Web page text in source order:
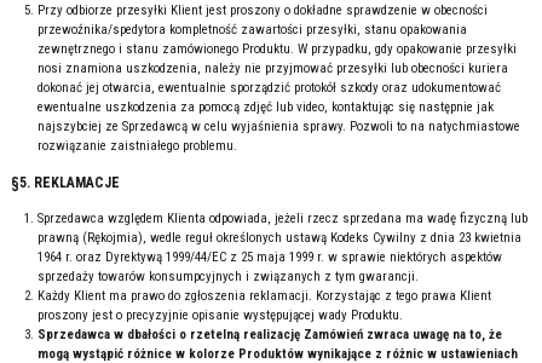
Przy odbiorze przesyłki Klient jest proszony o dokładne sprawdzenie w obecności
przewoźnika/spedytora kompletność zawartości przesyłki, stanu opakowania
zewnętrznego i stanu zamówionego Produktu. W przypadku, gdy opakowanie przesyłki
nosi znamiona uszkodzenia, należy nie przyjmować przesyłki lub obecności kuriera
dokonać jej otwarcia, ewentualnie sporządzić protokół szkody oraz udokumentować
ewentualne uszkodzenia za pomocą zdjęć lub video, kontaktując się następnie jak
najszybciej ze Sprzedawcą w celu wyjaśnienia sprawy. Pozwoli to na natychmiastowe
rozwiązanie zaistniałego problemu.
§5. REKLAMACJE
Sprzedawca względem Klienta odpowiada, jeżeli rzecz sprzedana ma wadę fizyczną lub
prawną (Rękojmia), wedle reguł określonych ustawą Kodeks Cywilny z dnia 23 kwietnia
1964 r. oraz Dyrektywą 1999/44/EC z 25 maja 1999 r. w sprawie niektórych aspektów
sprzedaży towarów konsumpcyjnych i związanych z tym gwarancji.
Każdy Klient ma prawo do zgłoszenia reklamacji. Korzystając z tego prawa Klient
proszony jest o precyzyjnie opisanie występującej wady Produktu.
Sprzedawca w dbałości o rzetelną realizację Zamówień zwraca uwagę na to, że
mogą wystąpić różnice w kolorze Produktów wynikające z różnic w ustawieniach